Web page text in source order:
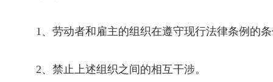
1、劳动者和雇主的组织在遵守现行法律条例的
2、禁止上述组织之间的相互干涉。